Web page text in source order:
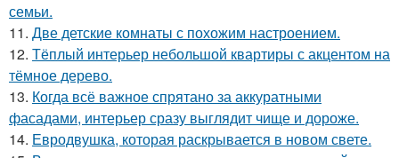
семьи.
11. Две детские комнаты с похожим настроением.
12. Тёплый интерьер небольшой квартиры с акцентом на
тёмное дерево.
13. Когда всё важное спрятано за аккуратными
фасадами, интерьер сразу выглядит чище и дороже.
14. Евродвушка, которая раскрывается в новом свете.